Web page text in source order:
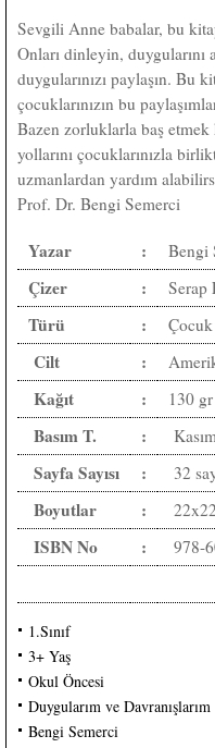
Sevgili Anne babalar, bu
Onları dinleyin, duygularını
duygularınızı paylaşın. Bu
çocuklarınızın bu
Bazen zorluklarla baş
yollarını çocuklarınızla
uzmanlardan yardım
Prof. Dr. Bengi Semerci
Yazar : Bengi
Çizer : Serap
Türü :
Cilt :
Kağıt : 130
Basım T. :
Sayfa Sayısı : 32
Boyutlar :
ISBN No : 978-
1.Sınıf
3+ Yaş
Okul Öncesi
Duygularım ve Davranışlarım
Bengi Semerci